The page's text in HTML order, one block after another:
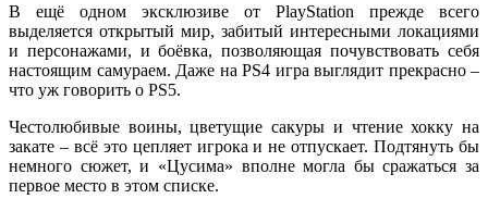
В ещё одном эксклюзиве от PlayStation прежде всего
выделяется открытый мир, забитый интересными локациями
и персонажами, и боёвка, позволяющая почувствовать себя
настоящим самураем. Даже на PS4 игра выглядит прекрасно –
что уж говорить о PS5.
Честолюбивые воины, цветущие сакуры и чтение хокку на
закате – всё это цепляет игрока и не отпускает. Подтянуть бы
немного сюжет, и «Цусима» вполне могла бы сражаться за
первое место в этом списке.